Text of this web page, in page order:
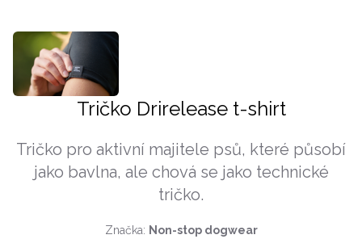
Tričko Drirelease t-shirt
Tričko pro aktivní majitele psů, které působí
jako bavlna, ale chová se jako technické
tričko.
Značka: Non-stop dogwear